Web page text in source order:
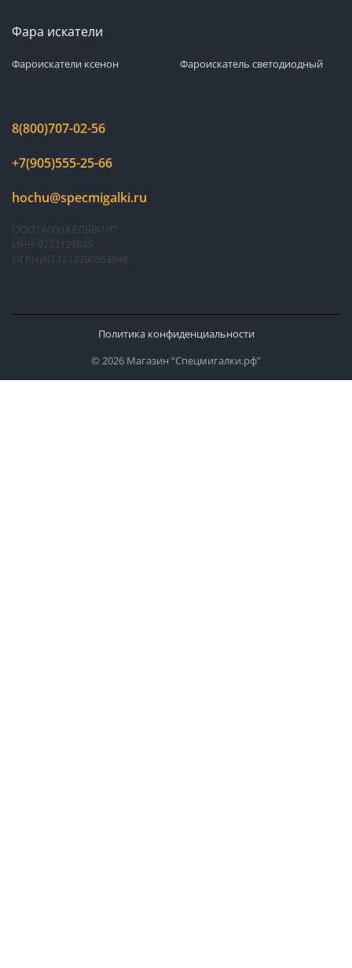
Фара искатели
Фароискатели ксенон Фароискатель светодиодный
8(800)707-02-56
+7(905)555-25-66
hochu@specmigalki.ru
ООО "6000 КЕЛЬВИН"
ИНН 9723129845
ОГРНИП 1217700563948
Политика конфиденциальности
© 2026 Магазин “Спецмигалки.рф”